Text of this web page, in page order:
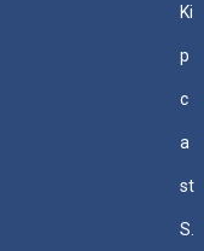
Ki
p
c
a
st
S.